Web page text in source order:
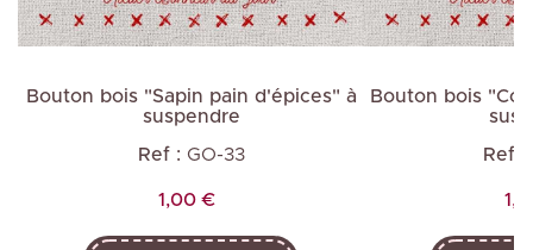
Bouton bois "Sapin pain d'épices" à
suspendre
Ref : GO-33
Prix
1,00 €
Bouton bois
Ref :